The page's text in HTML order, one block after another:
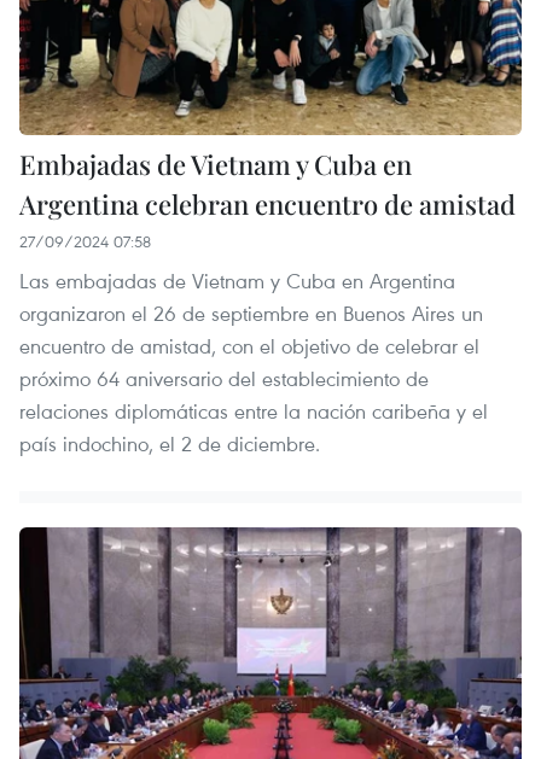
Embajadas de Vietnam y Cuba en
Argentina celebran encuentro de amistad
27/09/2024 07:58
Las embajadas de Vietnam y Cuba en Argentina
organizaron el 26 de septiembre en Buenos Aires un
encuentro de amistad, con el objetivo de celebrar el
próximo 64 aniversario del establecimiento de
relaciones diplomáticas entre la nación caribeña y el
país indochino, el 2 de diciembre.